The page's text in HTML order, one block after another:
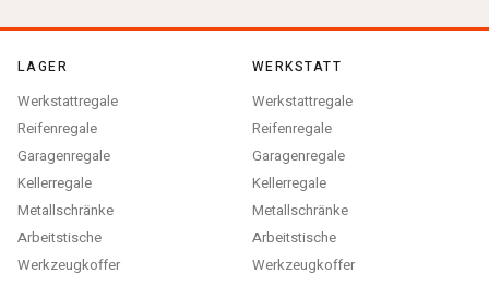
LAGER
Werkstattregale
Reifenregale
Garagenregale
Kellerregale
Metallschränke
Arbeitstische
Werkzeugkoffer
WERKSTATT
Werkstattregale
Reifenregale
Garagenregale
Kellerregale
Metallschränke
Arbeitstische
Werkzeugkoffer